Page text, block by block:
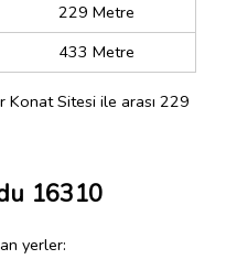
229 Metre
433 Metre
Konat Sitesi ile arası 229
16310
yerler: